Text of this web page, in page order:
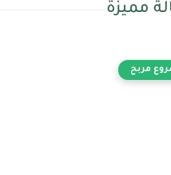
مميزة
مربح